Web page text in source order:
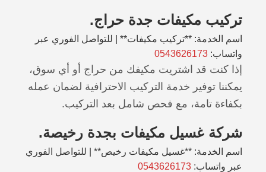
تركيب مكيفات جدة حراج.
اسم الخدمة: **تركيب مكيفات** | للتواصل الفوري عبر
واتساب: 0543626173
إذا كنت قد اشتريت مكيفك من حراج أو أي سوق،
يمكننا توفير خدمة التركيب الاحترافية لضمان عمله
بكفاءة تامة، مع فحص شامل بعد التركيب.
شركة غسيل مكيفات بجدة رخيصة.
اسم الخدمة: **غسيل مكيفات رخيص** | للتواصل الفوري
عبر واتساب: 0543626173